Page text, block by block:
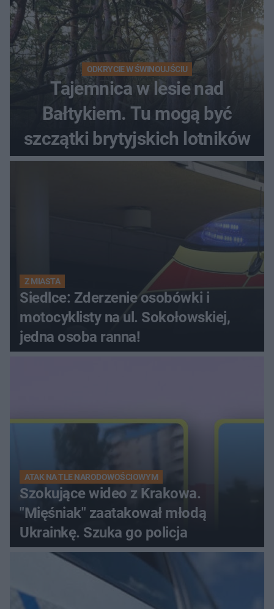
ODKRYCIE W ŚWINOUJŚCIU
Tajemnica w lesie nad
Bałtykiem. Tu mogą być
szczątki brytyjskich lotników
Z MIASTA
Siedlce: Zderzenie osobówki i
motocyklisty na ul. Sokołowskiej,
jedna osoba ranna!
ATAK NA TLE NARODOWOŚCIOWYM
Szokujące wideo z Krakowa.
"Mięśniak" zaatakował młodą
Ukrainkę. Szuka go policja